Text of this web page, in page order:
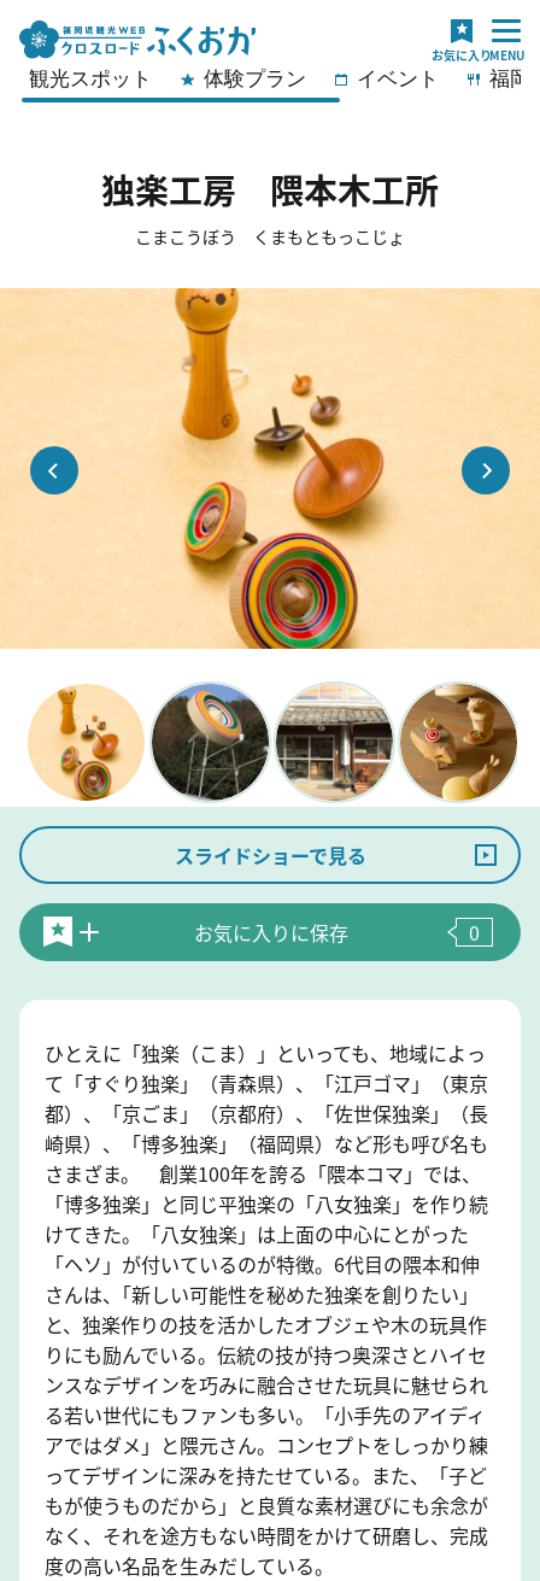
観光スポット 体験プラン イベント 福岡
独楽工房 隈本木工所
こまこうぼう くまもともっこじょ
スライドショーで見る
お気に入りに保存 0
ひとえに「独楽（こま）」といっても、地域によっ
て「すぐり独楽」（青森県）、「江戸ゴマ」（東京
都）、「京ごま」（京都府）、「佐世保独楽」（長
崎県）、「博多独楽」（福岡県）など形も呼び名も
さまざま。 創業100年を誇る「隈本コマ」では、
「博多独楽」と同じ平独楽の「八女独楽」を作り続
けてきた。「八女独楽」は上面の中心にとがった
「ヘソ」が付いているのが特徴。6代目の隈本和伸
さんは、｢新しい可能性を秘めた独楽を創りたい｣
と、独楽作りの技を活かしたオブジェや木の玩具作
りにも励んでいる。伝統の技が持つ奥深さとハイセ
ンスなデザインを巧みに融合させた玩具に魅せられ
る若い世代にもファンも多い。「小手先のアイディ
アではダメ」と隈元さん。コンセプトをしっかり練
ってデザインに深みを持たせている。また、「子ど
もが使うものだから」と良質な素材選びにも余念が
なく、それを途方もない時間をかけて研磨し、完成
度の高い名品を生みだしている。